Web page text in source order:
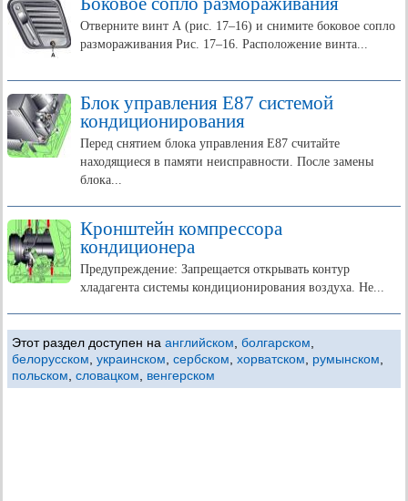
Отверните винт А (рис. 17–16) и снимите боковое сопло
размораживания Рис. 17–16. Расположение винта...
Блок управления E87 системой
кондиционирования
Перед снятием блока управления E87 считайте
находящиеся в памяти неисправности. После замены
блока...
Кронштейн компрессора
кондиционера
Предупреждение: Запрещается открывать контур
хладагента системы кондиционирования воздуха. Не...
Этот раздел доступен на английском болгарском
белорусском украинском сербском хорватском румынском
польском словацком венгерском